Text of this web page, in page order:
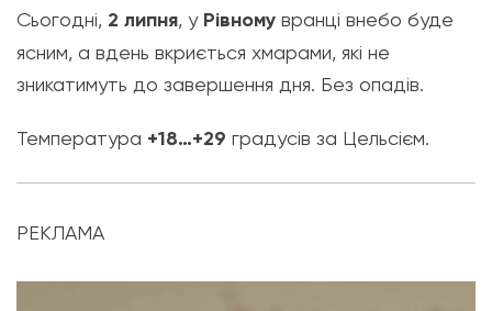
Сьогодні, 2 липня, у Рівному вранці внебо буде
ясним, а вдень вкриється хмарами, які не
зникатимуть до завершення дня. Без опадів.
Температура +18…+29 градусів за Цельсієм.
РЕКЛАМА